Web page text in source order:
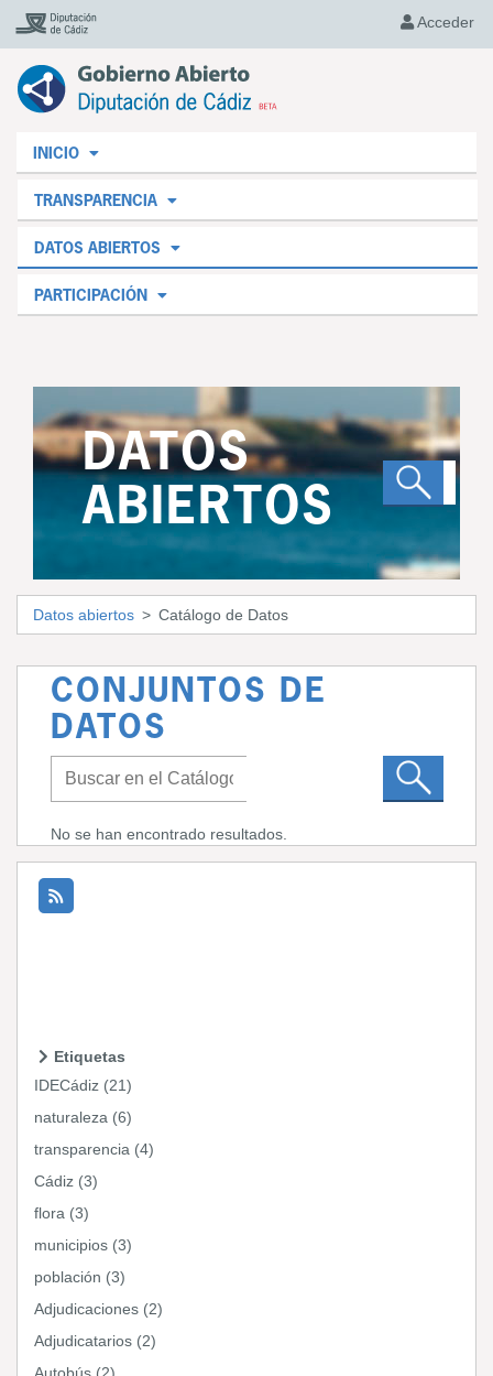
Acceder
INICIO
TRANSPARENCIA
DATOS ABIERTOS
PARTICIPACIÓN
DATOS
ABIERTOS
Datos abiertos Catálogo de Datos
CONJUNTOS DE
DATOS
No se han encontrado resultados.
Etiquetas
IDECádiz (21)
naturaleza (6)
transparencia (4)
Cádiz (3)
flora (3)
municipios (3)
población (3)
Adjudicaciones (2)
Adjudicatarios (2)